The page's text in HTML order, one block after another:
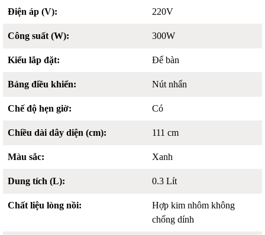
Điện áp (V): 220V
Công suất (W): 300W
Kiểu lắp đặt: Để bàn
Bảng điều khiển: Nút nhấn
Chế độ hẹn giờ: Có
Chiều dài dây diện (cm): 111 cm
Màu sắc: Xanh
Dung tích (L): 0.3 Lít
Chất liệu lòng nồi:
Hợp kim nhôm không
chống dính